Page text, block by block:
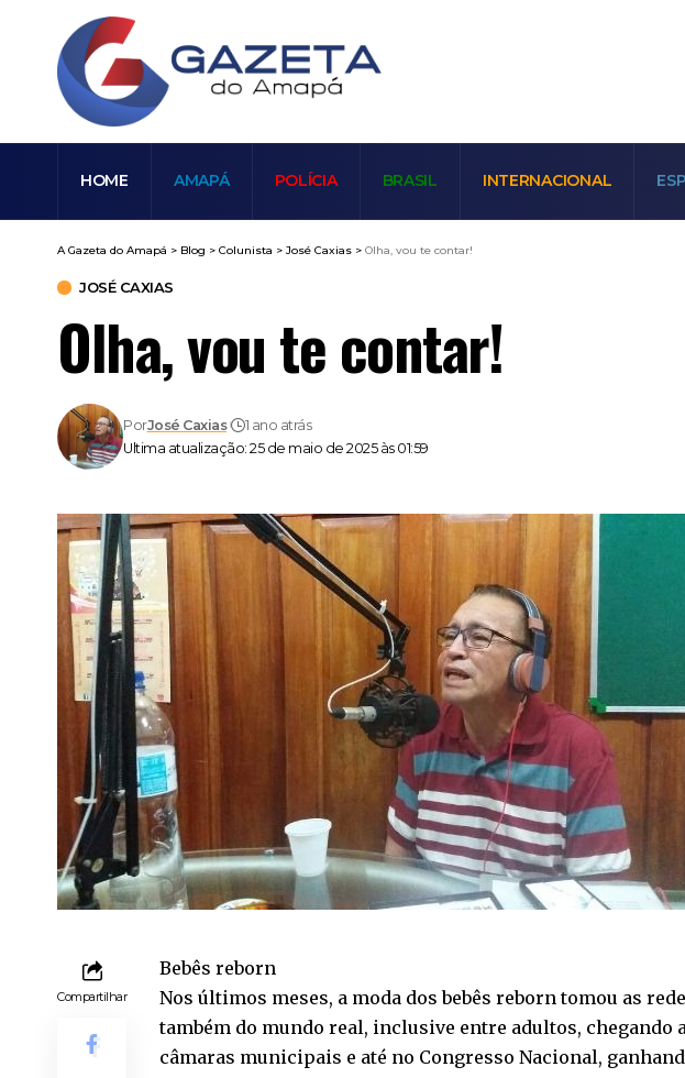
HOME AMAPÁ POLÍCIA BRASIL INTERNACIONAL
A Gazeta do Amapá > Blog > Colunista > José Caxias > Olha, vou te contar!
JOSÉ CAXIAS
Olha, vou te contar!
Ultima atualização: 25 de maio de 2025 às 01:59
PorJosé Caxias 1 ano atrás
Compartilhar
Bebês reborn
Nos últimos meses, a moda dos bebês reborn tomou as
também do mundo real, inclusive entre adultos,
câmaras municipais e até no Congresso Nacional,